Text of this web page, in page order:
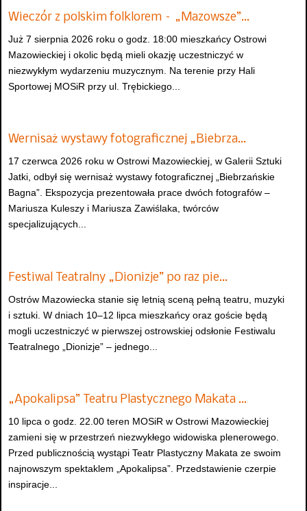
Wieczór z polskim folklorem – „Mazowsze”…
Już 7 sierpnia 2026 roku o godz. 18:00 mieszkańcy Ostrowi
Mazowieckiej i okolic będą mieli okazję uczestniczyć w
niezwykłym wydarzeniu muzycznym. Na terenie przy Hali
Sportowej MOSiR przy ul. Trębickiego...
Wernisaż wystawy fotograficznej „Biebrza…
17 czerwca 2026 roku w Ostrowi Mazowieckiej, w Galerii Sztuki
Jatki, odbył się wernisaż wystawy fotograficznej „Biebrzańskie
Bagna”. Ekspozycja prezentowała prace dwóch fotografów –
Mariusza Kuleszy i Mariusza Zawiślaka, twórców
specjalizujących...
Festiwal Teatralny „Dionizje” po raz pie…
Ostrów Mazowiecka stanie się letnią sceną pełną teatru, muzyki
i sztuki. W dniach 10–12 lipca mieszkańcy oraz goście będą
mogli uczestniczyć w pierwszej ostrowskiej odsłonie Festiwalu
Teatralnego „Dionizje” – jednego...
„Apokalipsa” Teatru Plastycznego Makata …
10 lipca o godz. 22.00 teren MOSiR w Ostrowi Mazowieckiej
zamieni się w przestrzeń niezwykłego widowiska plenerowego.
Przed publicznością wystąpi Teatr Plastyczny Makata ze swoim
najnowszym spektaklem „Apokalipsa”. Przedstawienie czerpie
inspiracje...